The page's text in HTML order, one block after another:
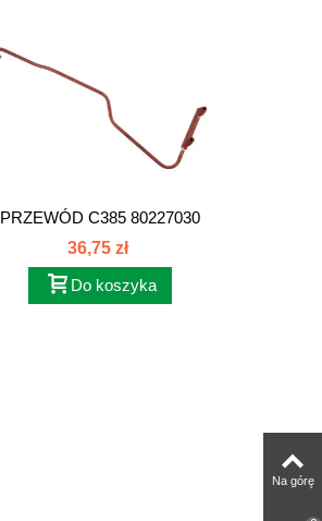
PRZEWÓD C385 80227030
36,75 zł
Do koszyka
Na górę